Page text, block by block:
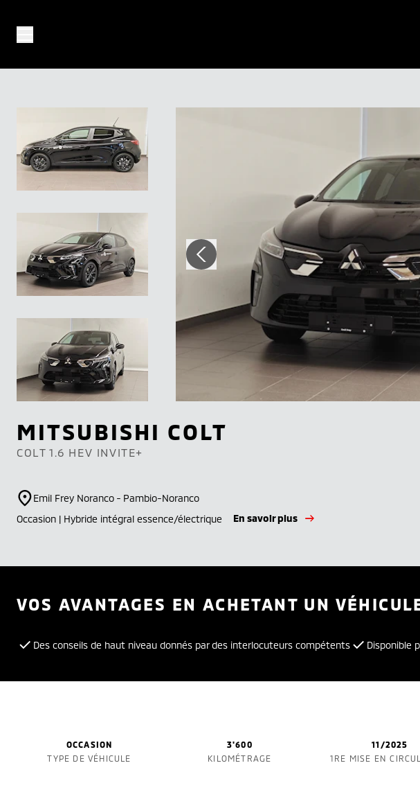
MITSUBISHI COLT
COLT 1.6 HEV INVITE+
Emil Frey Noranco - Pambio-Noranco
Occasion | Hybride intégral essence/électrique
En savoir plus
VOS AVANTAGES EN ACHETANT UN
Des conseils de haut niveau donnés par des interlocuteurs compétents Disponible
OCCASION
TYPE DE VÉHICULE
3'600
KILOMÉTRAGE
11/2025
1RE MISE EN